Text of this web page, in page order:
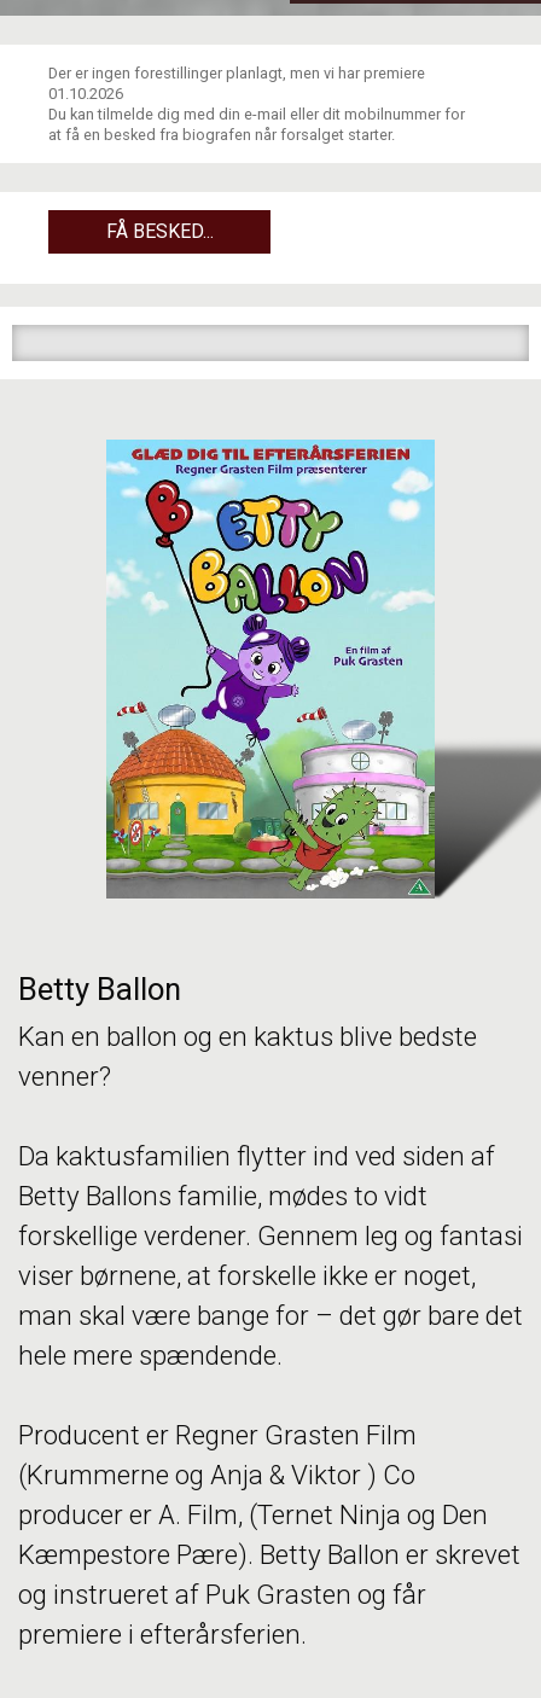
Der er ingen forestillinger planlagt, men vi har premiere
01.10.2026
Du kan tilmelde dig med din e-mail eller dit mobilnummer for
at få en besked fra biografen når forsalget starter.
FÅ BESKED...
Betty Ballon
Kan en ballon og en kaktus blive bedste
venner?
Da kaktusfamilien flytter ind ved siden af
Betty Ballons familie, mødes to vidt
forskellige verdener. Gennem leg og fantasi
viser børnene, at forskelle ikke er noget,
man skal være bange for – det gør bare det
hele mere spændende.
Producent er Regner Grasten Film
(Krummerne og Anja & Viktor ) Co
producer er A. Film, (Ternet Ninja og Den
Kæmpestore Pære). Betty Ballon er skrevet
og instrueret af Puk Grasten og får
premiere i efterårsferien.